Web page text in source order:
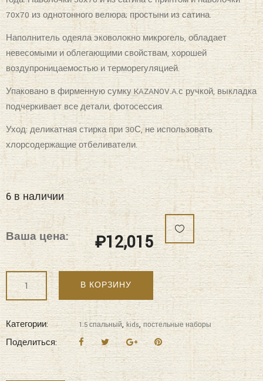
высокого качества.
Комплект состоит из легкого двустороннего одеяла, с
оригинальным дизайном стежки, отделанное руликом с 3х
сторон. Легко стирается, не требует глажки, быстро
высыхает, что позволяет пользоваться им в любое время
года. Наволочки 50х70 и из сатина с принтом и наволочки
70х70 из однотонного велюра; простыни из сатина.
Наполнитель одеяла эковолокно микрогель, обладает
невесомыми и облегающими свойствам, хорошей
воздупроницаемостью и терморегуляцией.
Упаковано в фирменную сумку KAZANOV.A.с ручкой, выкладка
подчеркивает все детали, фотосессия.
Уход: деликатная стирка при 30С, не использовать
хлорсодержащие отбеливатели.
6 в наличии
Ваша цена: ₽12,015
Количество
В КОРЗИНУ